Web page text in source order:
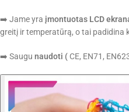
➡️ Jame yra įmontuotas LCD
greitį ir temperatūrą, o tai padidina
➡️ Saugu naudoti ( CE, EN71,